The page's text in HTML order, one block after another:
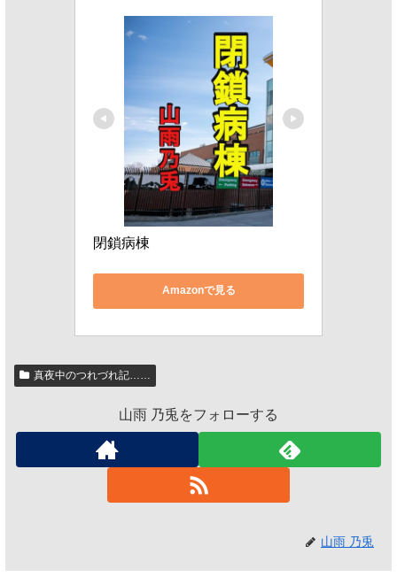
閉鎖病棟
Amazonで見る
真夜中のつれづれ記……
山雨 乃兎をフォローする
山雨 乃兎